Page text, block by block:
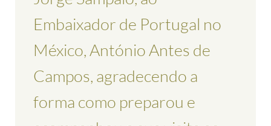
Embaixador de Portugal no
México, António Antes de
Campos, agradecendo a
forma como preparou e